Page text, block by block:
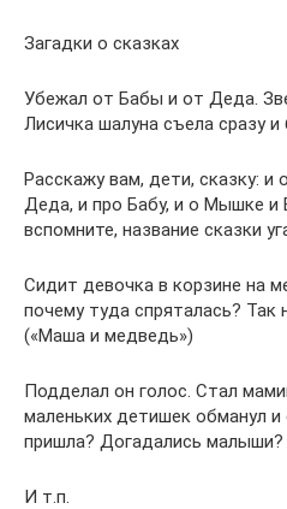
Загадки о сказках
Убежал от Бабы и от Деда.
Лисичка шалуна съела сразу
Расскажу вам, дети, сказку: и
Деда, и про Бабу, и о Мышке и
вспомните, название сказки
Сидит девочка в корзине на
почему туда спряталась? Так
(«Маша и медведь»)
Подделал он голос. Стал
маленьких детишек обманул
пришла? Догадались малыши?
И т.п.